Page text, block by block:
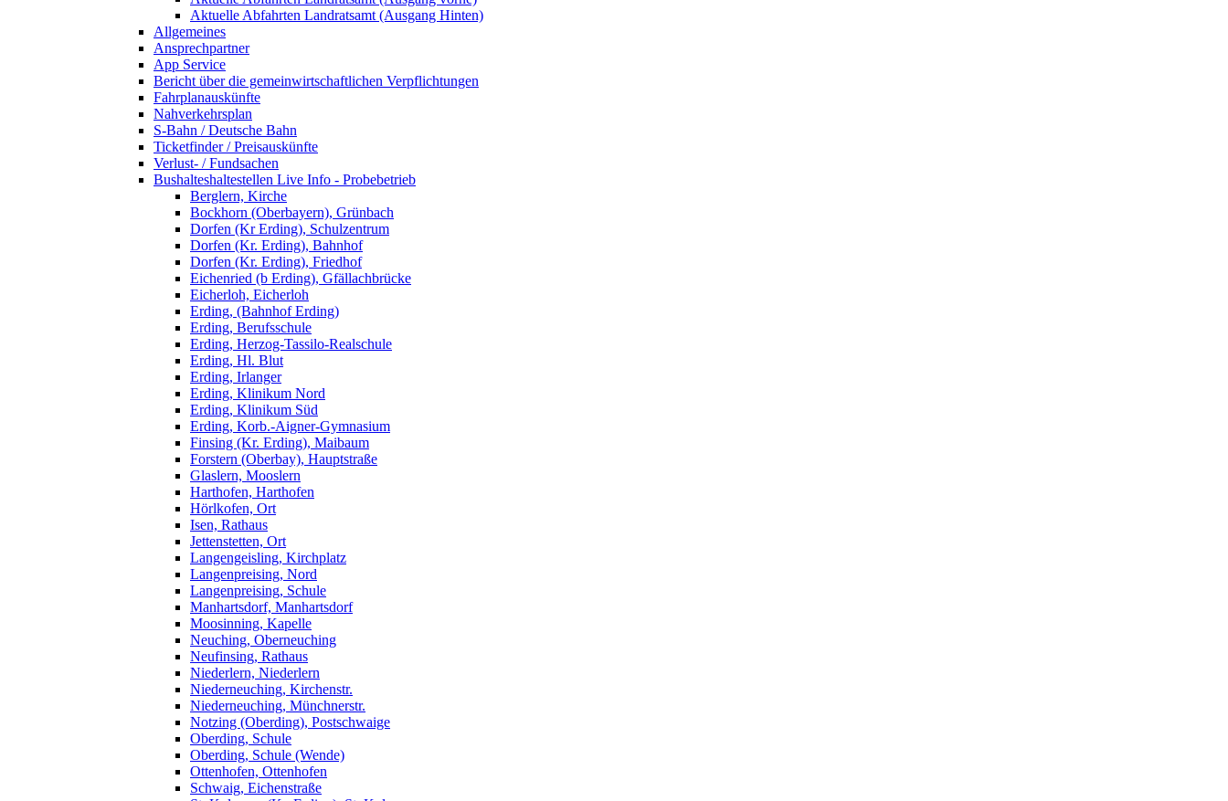
Aktuelle Abfahrten Landratsamt (Ausgang Hinten)
Allgemeines
Ansprechpartner
App Service
Bericht über die gemeinwirtschaftlichen Verpflichtungen
Fahrplanauskünfte
Nahverkehrsplan
S-Bahn / Deutsche Bahn
Ticketfinder / Preisauskünfte
Verlust- / Fundsachen
Bushalteshaltestellen Live Info - Probebetrieb
Berglern, Kirche
Bockhorn (Oberbayern), Grünbach
Dorfen (Kr Erding), Schulzentrum
Dorfen (Kr. Erding), Bahnhof
Dorfen (Kr. Erding), Friedhof
Eichenried (b Erding), Gfällachbrücke
Eicherloh, Eicherloh
Erding, (Bahnhof Erding)
Erding, Berufsschule
Erding, Herzog-Tassilo-Realschule
Erding, Hl. Blut
Erding, Irlanger
Erding, Klinikum Nord
Erding, Klinikum Süd
Erding, Korb.-Aigner-Gymnasium
Finsing (Kr. Erding), Maibaum
Forstern (Oberbay), Hauptstraße
Glaslern, Mooslern
Harthofen, Harthofen
Hörlkofen, Ort
Isen, Rathaus
Jettenstetten, Ort
Langengeisling, Kirchplatz
Langenpreising, Nord
Langenpreising, Schule
Manhartsdorf, Manhartsdorf
Moosinning, Kapelle
Neuching, Oberneuching
Neufinsing, Rathaus
Niederlern, Niederlern
Niederneuching, Kirchenstr.
Niederneuching, Münchnerstr.
Notzing (Oberding), Postschwaige
Oberding, Schule
Oberding, Schule (Wende)
Ottenhofen, Ottenhofen
Schwaig, Eichenstraße